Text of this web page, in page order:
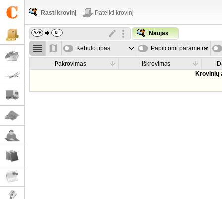
Rasti krovinį Pateikti krovinį
Naujas
Kėbulo tipas Papildomi parametrai
Pakrovimas Iškrovimas
Krovinių